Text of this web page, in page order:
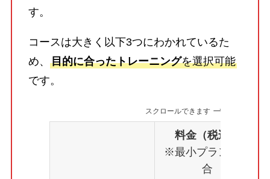
す。
コースは大きく以下3つにわかれているた
め、 目的に合ったトレーニングを選択可能
です。
スクロールできます
料金（税込）
※最小プランの場
合